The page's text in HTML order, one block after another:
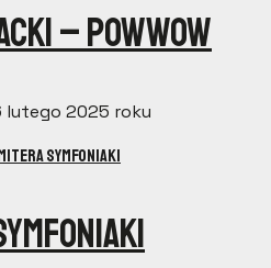
– Powwow
lutego 2025 roku